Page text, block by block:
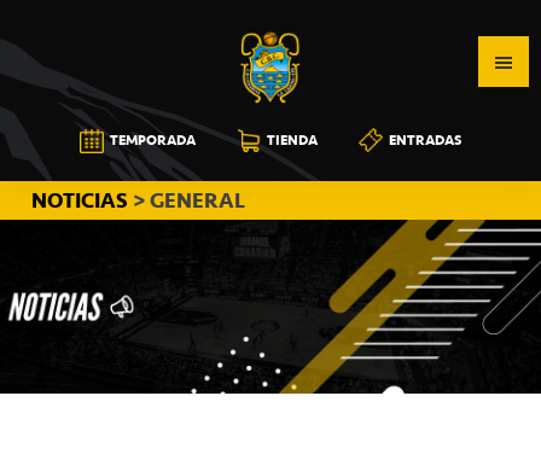
a
la
navegación
principal
al
contenido
principal
a
la
barra
lateral
principal
CB
CANARIAS
TEMPORADA TIENDA ENTRADAS
NOTICIAS > GENERAL